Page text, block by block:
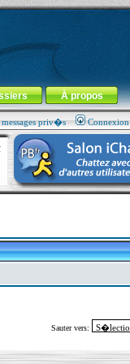
À propos
priv�s Connexion
Sauter vers: